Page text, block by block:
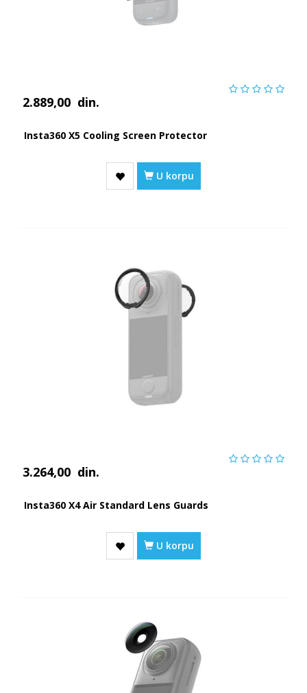
2.889,00 din.
Insta360 X5 Cooling Screen Protector
U korpu
3.264,00 din.
Insta360 X4 Air Standard Lens Guards
U korpu